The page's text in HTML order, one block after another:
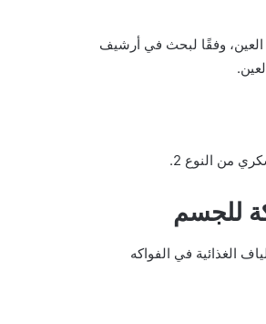
العين، وفقًا لبحث في أرشيف
من النوع 2.
للجسم
الغذائية في الفواكه